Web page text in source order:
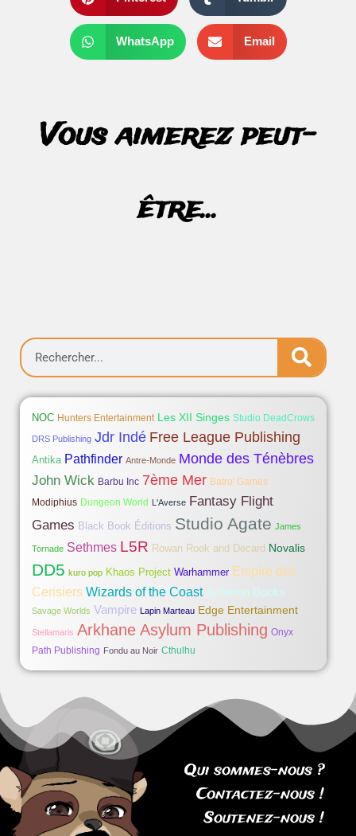
WhatsApp Email
Vous aimerez peut-
être...
NOC Hunters Entertainment Les XII Singes Studio DeadCrows
DRS Publishing Jdr Indé Free League Publishing
Antika Pathfinder Antre-Monde Monde des Ténèbres
John Wick Barbu Inc 7ème Mer Batro' Games
Modiphius Dungeon World L'Averse Fantasy Flight
Games Black Book Éditions Studio Agate James
Tornade Sethmes L5R Rowan Rook and Decard Novalis
DD5 kuro pop Khaos Project Warhammer Empire des
Cerisiers Wizards of the Coast Acheron Books
Savage Worlds Vampire Lapin Marteau Edge Entertainment
Stellamaris Arkhane Asylum Publishing Onyx
Path Publishing Fondu au Noir Cthulhu
Qui sommes-nous ?
Contactez-nous !
Soutenez-nous !